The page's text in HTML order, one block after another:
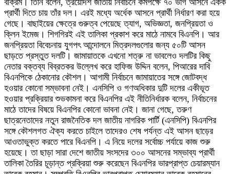
বীক্রম। তিনি বলেন, ত্রয়োদশ জাতীয় নির্বাচনে কমপক্ষে ৭০ ভাগ আসনে একক
প্রার্থী দিতে চায় তাঁর দল। এরই মধ্যে অর্ধেক আসনে প্রার্থী নির্ধারণ করা হয়ে
গেছে। বাছাইয়ের ক্ষেত্রে গুরুত্ব পেয়েছে ত্যাগ, অভিজ্ঞতা, জনপ্রিয়তা ও
ক্লিন ইমেজ। শিগগিরই এই তালিকা প্রকাশ করে মাঠে নামবে বিএনপি। আর
জনপ্রিয়তা বিবেচনায় যুগপৎ আন্দোলনে মিত্রদলগুলোর জন্য ৫০টি আসন
ছাড়তে প্রস্তুত দলটি। জামায়াতকে এখনো শত্রু না ভাবলেও দলটির কিছু
নেতার বক্তব্য বিব্রতকর উল্লেখ করে হাফিজ উদ্দিন বলেন, পিআরের দাবি
বিএনপিকে ঠেকানোর কৌশল। আগামী নির্বাচনে জামায়াতের সঙ্গে জোটবদ্ধ
হওয়ার কোনো সম্ভাবনা নেই। এনসিপি ও গণঅধিকার দুটি দলের একীভূত
হওয়ার প্রক্রিয়ার শুভকামনা করে বিএনপির এই নীতিনির্ধারক বলেন, নির্বাচনের
মাঠে তাদের বিষয়ে বিএনপির কোনো ভাবনা নেই। জানা গেছে, তরুণ
ছাত্রনেতাদের নতুন রাজনৈতিক দল জাতীয় নাগরিক পার্টি (এনসিপি) বিএনপির
সঙ্গে কৌশলগত ঐক্য করতে চাইলে তাদেরও শেষ পর্যন্ত এই আসন ছাড়ের
আওতাভুক্ত করতে পারে বিএনপি। এ নিয়ে দলের সর্বোচ্চ পর্যায়ে কাজ শুরু
হয়েছে। তা ছাড়া সারা দেশে জাতীয় সংসদের ৩০০ আসনের সম্ভাব্য প্রার্থী
তালিকা তৈরির চূড়ান্ত প্রক্রিয়া শুরু করেছেন বিএনপির ভারপ্রাপ্ত চেয়ারম্যান